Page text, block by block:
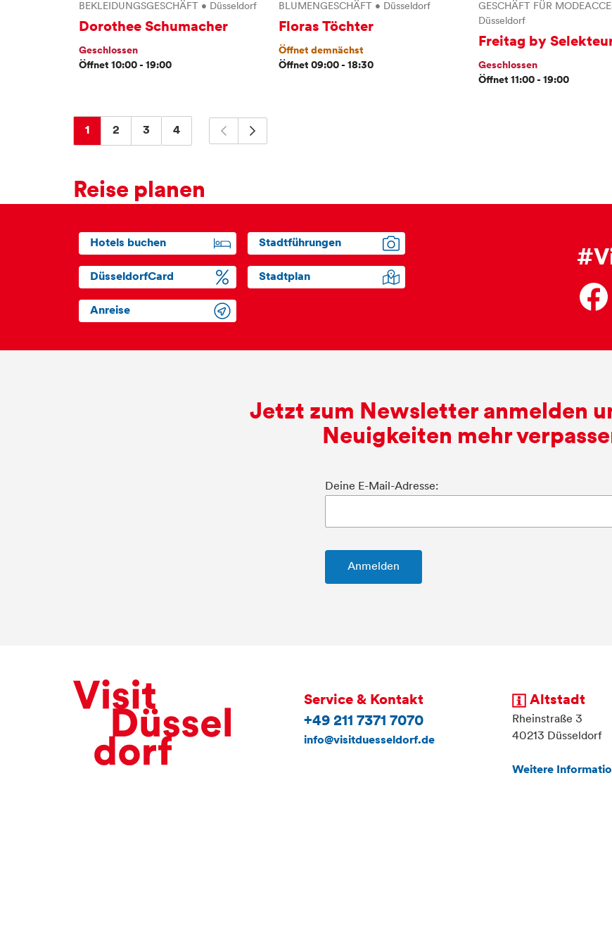
BEKLEIDUNGSGESCHÄFT • Düsseldorf
Dorothee Schumacher
Geschlossen
Öffnet 10:00 - 19:00
BLUMENGESCHÄFT • Düsseldorf
Floras Töchter
Öffnet demnächst
Öffnet 09:00 - 18:30
GESCHÄFT FÜR
Düsseldorf
Freitag by
Geschlossen
Öffnet 11:00 - 19:00
1 2 3 4
Reise planen
Hotels buchen Stadtführungen
DüsseldorfCard Stadtplan
Anreise
Jetzt zum Newsletter anmelden
Neuigkeiten mehr
Deine E-Mail-Adresse:
Service & Kontakt
+49 211 7371 7070
info@visitduesseldorf.de
Altstadt
Rheinstraße 3
40213 Düsseldorf
Weitere